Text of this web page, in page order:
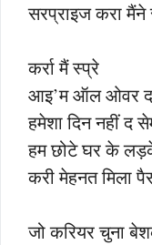
सरप्राइज करा मैंने
कर्रा मैं स्प्रे
आइ’म ऑल ओवर
हमेशा दिन नहीं द
हम छोटे घर के
करी मेहनत मिला
जो करियर चुना